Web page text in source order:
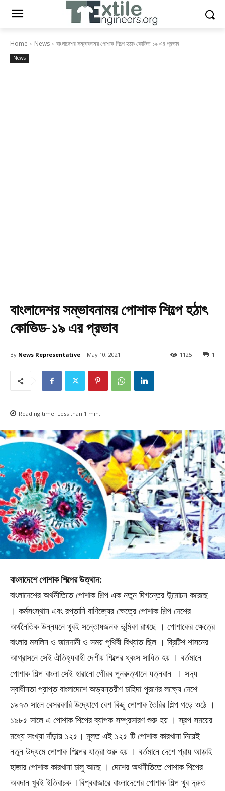
Home News বাংলাদেশর সম্ভাবনাময় পোশাক শিল্পে হঠাৎ কোভিড-১৯ এর প্রভাব
News
বাংলাদেশর সম্ভাবনাময় পোশাক শিল্পে হঠাৎ
কোভিড-১৯ এর প্রভাব
By News Representative May 10, 2021 1
1125
Reading time: Less than 1 min.
বাংলাদেশে পোশাক শিল্পের উত্থান:
বাংলাদেশের অর্থনীতিতে পােশাক শিল্প এক নতুন দিগন্তের উন্মোচন করেছে
। কর্মসংস্থান এবং রপ্তানি বাণিজ্যের ক্ষেত্রে পােশাক শিল্প দেশের
অর্থনৈতিক উন্নয়নে খুবই সন্তোষজনক ভূমিকা রাখছে । পােশাকের ক্ষেত্রে
বাংলার মসলিন ও জামদানী ও সময় পৃথিবী বিখ্যাত ছিল । ব্রিটিশ শাসনের
আগ্রাসনে সেই ঐতিহ্যবাহী দেশীয় শিল্পের ধ্বংস সাধিত হয় । বর্তমানে
পােশাক শিল্প বাংলা সেই হারানো গৌরব পুনরুত্থানে যত্নবান । সদ্য
স্বাধীনতা প্রাপ্ত বাংলাদেশে অভ্যন্তরীণ চাহিদা পূরণের লক্ষ্যে দেশে
১৯৭৩ সালে বেসরকারি উদ্যোগে বেশ কিছু পােশাক তৈরির শিল্প গড়ে ওঠে ।
১৯৮৫ সালে এ পােশাক শিল্পের ব্যাপক সম্প্রসারণ শুরু হয় । স্বল্প সময়ের
মধ্যে সংখ্যা দাঁড়ায় ১২৫। মূলত এই ১২৫ টি পােশাক কারখানা নিয়েই
নতুন উদ্যমে পােশাক শিল্পের যাত্রা শুরু হয় । বর্তমানে দেশে প্রায় আড়াই
হাজার পােশাক কারখানা চালু আছে । দেশের অর্থনীতিতে পােশাক শিল্পের
অবদান খুবই ইতিবাচক ।বিশ্ববাজারে বাংলাদেশের পােশাক শিল্প খুব দ্রুত